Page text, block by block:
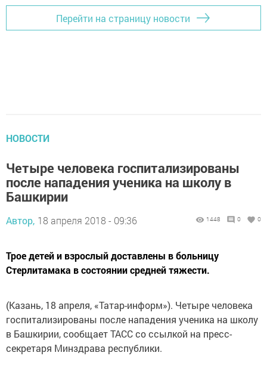
Перейти на страницу новости
НОВОСТИ
Четыре человека госпитализированы
после нападения ученика на школу в
Башкирии
Автор, 18 апреля 2018 - 09:36 1448 0 0
Трое детей и взрослый доставлены в больницу
Стерлитамака в состоянии средней тяжести.
(Казань, 18 апреля, «Татар-информ»). Четыре человека
госпитализированы после нападения ученика на школу
в Башкирии, сообщает ТАСС со ссылкой на пресс-
секретаря Минздрава республики.